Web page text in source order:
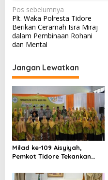
N
a
v
i
g
a
s
i
p
o
s
Pos sebelumnya
Plt. Waka Polresta Tidore
Berikan Ceramah Isra Miraj
dalam Pembinaan Rohani
dan Mental
Jangan Lewatkan
Milad ke-109 Aisyiyah,
Pemkot Tidore Tekankan
Kemanusiaan